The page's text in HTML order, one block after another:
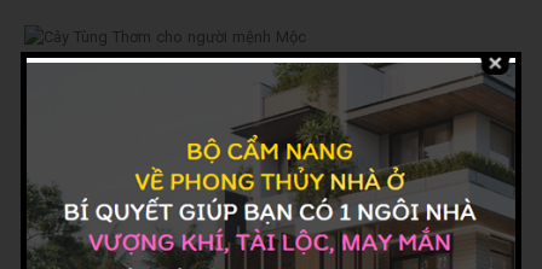
Cây Tùng Thơm cho người mệnh Mộc
Chính vì cây tùng tỏa ra mùi thơm nên các loại côn trùng đặc biệt là
muỗi rất sợ mùi này, vì thế chúng ta có thể trồng cây này trong nhà để
đuổi muỗi. Đây cũng là một món quà rất ý nghĩa khi tặng cho bạn bè,
người thân hay đồng nghiệp.Cây Tùng thơm được sử dụng nhiều làm
những món quà độc đáo giúp bạn bè, thành viên trong gia đình có
một không gian sống tươi mới. Tùng thơm được nhiều người lựa chọn